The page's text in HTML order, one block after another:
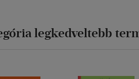
legkedveltebb